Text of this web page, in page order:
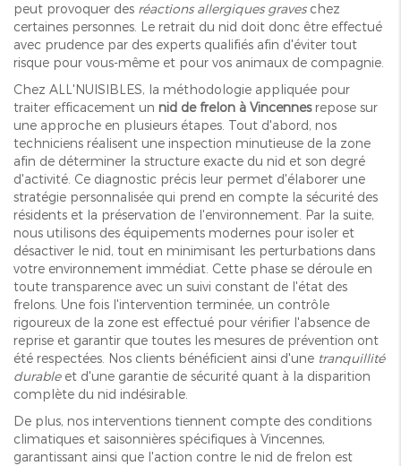
peut provoquer des réactions allergiques graveschez
certaines personnes. Le retrait du nid doit donc être effectué
avec prudence par des experts qualifiés afin d'éviter tout
risque pour vous-même et pour vos animaux de compagnie.
Chez ALL'NUISIBLES, la méthodologie appliquée pour
traiter efficacement un nid de frelon à Vincennesrepose sur
une approche en plusieurs étapes. Tout d'abord, nos
techniciens réalisent une inspection minutieuse de la zone
afin de déterminer la structure exacte du nid et son degré
d'activité. Ce diagnostic précis leur permet d'élaborer une
stratégie personnalisée qui prend en compte la sécurité des
résidents et la préservation de l'environnement. Par la suite,
nous utilisons des équipements modernes pour isoler et
désactiver le nid, tout en minimisant les perturbations dans
votre environnement immédiat. Cette phase se déroule en
toute transparence avec un suivi constant de l'état des
frelons. Une fois l'intervention terminée, un contrôle
rigoureux de la zone est effectué pour vérifier l'absence de
reprise et garantir que toutes les mesures de prévention ont
été respectées. Nos clients bénéficient ainsi d'une tranquillité
durableet d'une garantie de sécurité quant à la disparition
complète du nid indésirable.
De plus, nos interventions tiennent compte des conditions
climatiques et saisonnières spécifiques à Vincennes,
garantissant ainsi que l'action contre le nid de frelon est